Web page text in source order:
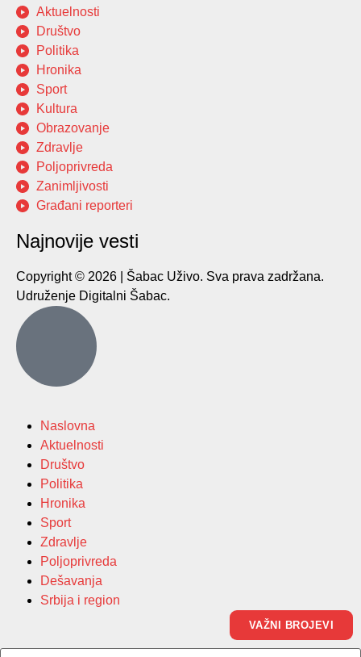
Aktuelnosti
Društvo
Politika
Hronika
Sport
Kultura
Obrazovanje
Zdravlje
Poljoprivreda
Zanimljivosti
Građani reporteri
Najnovije vesti
Copyright © 2026 | Šabac Uživo. Sva prava zadržana.
Udruženje Digitalni Šabac.
Naslovna
Aktuelnosti
Društvo
Politika
Hronika
Sport
Zdravlje
Poljoprivreda
Dešavanja
Srbija i region
VAŽNI BROJEVI